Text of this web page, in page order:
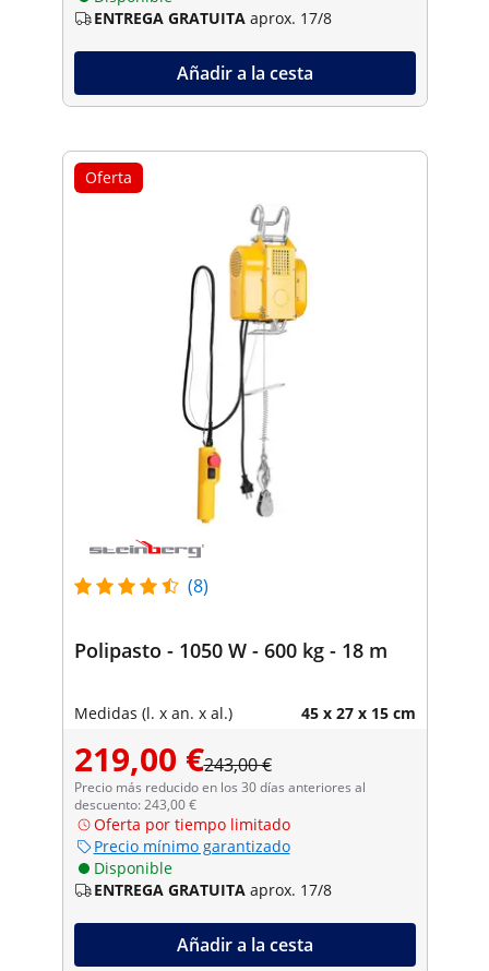
ENTREGA GRATUITA aprox. 17/8
Añadir a la cesta
Oferta
(8)
Polipasto - 1050 W - 600 kg - 18 m
Medidas (l. x an. x al.) 45 x 27 x 15 cm
219,00 €243,00 €
Precio más reducido en los 30 días anteriores al
descuento: 243,00 €
Oferta por tiempo limitado
Precio mínimo garantizado
Disponible
ENTREGA GRATUITA aprox. 17/8
Añadir a la cesta